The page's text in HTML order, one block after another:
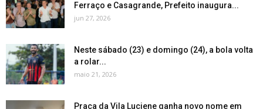
Ferraço e Casagrande, Prefeito inaugura...
jun 27, 2026
Neste sábado (23) e domingo (24), a bola volta
a rolar...
maio 21, 2026
Praça da Vila Luciene ganha novo nome em